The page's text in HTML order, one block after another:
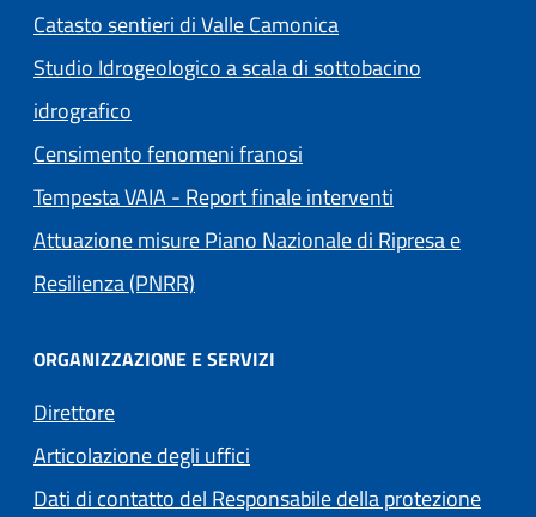
Catasto sentieri di Valle Camonica
Studio Idrogeologico a scala di sottobacino
idrografico
Censimento fenomeni franosi
Tempesta VAIA - Report finale interventi
Attuazione misure Piano Nazionale di Ripresa e
Resilienza (PNRR)
ORGANIZZAZIONE E SERVIZI
Direttore
Articolazione degli uffici
Dati di contatto del Responsabile della protezione